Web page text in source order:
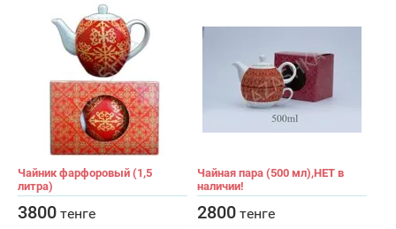
Чайник фарфоровый (1,5
литра)
Кол-во:
3800 тенге
Чайная пара (500 мл),НЕТ в
наличии!
Кол-во:
2800 тенге